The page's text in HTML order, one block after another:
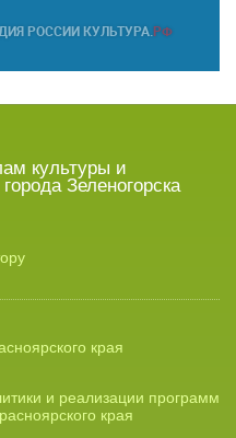
культуры и
Зеленогорска
края
и реализации программ
края